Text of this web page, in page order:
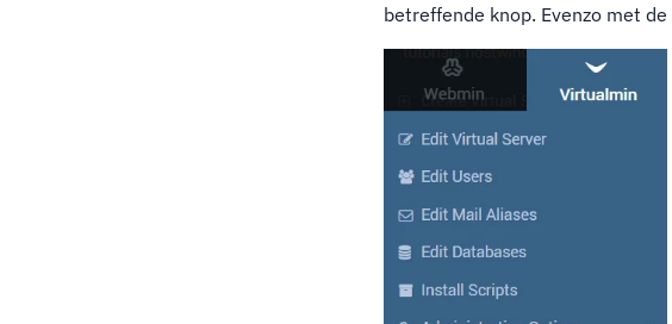
betreffende knop. Evenzo met de